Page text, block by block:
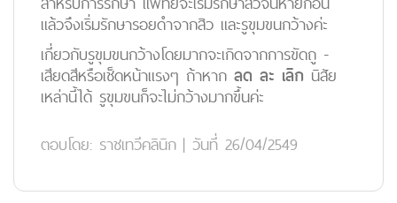
แล้วจึงเริ่มรักษารอยดำจากสิว และรูขุมขนกว้างค่ะ
เกี่ยวกับรูขุมขนกว้างโดยมากจะเกิดจากการขัดถู -
เสียดสีหรือเช็ดหน้าแรงๆ ถ้าหาก ลด ละ เลิก นิสัย
เหล่านี้ได้ รูขุมขนก็จะไม่กว้างมากขึ้นค่ะ
ตอบโดย: ราชเทวีคลินิก | วันที่ 26/04/2549